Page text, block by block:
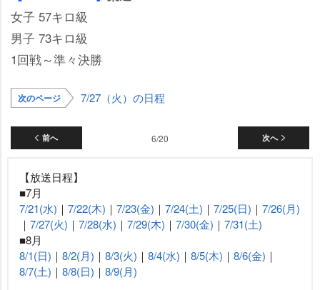
女子 57キロ級
男子 73キロ級
1回戦～準々決勝
次のページ 7/27（火）の日程
前へ 次へ
6/20
【放送日程】
■7月
7/21(水) ｜ 7/22(木) ｜ 7/23(金) ｜ 7/24(土) ｜ 7/25(日) ｜ 7/26(月)
｜ 7/27(火) ｜ 7/28(水) ｜ 7/29(木) ｜ 7/30(金) ｜ 7/31(土)
■8月
8/1(日) ｜ 8/2(月) ｜ 8/3(火) ｜ 8/4(水) ｜ 8/5(木) ｜ 8/6(金) ｜
8/7(土) ｜ 8/8(日) ｜ 8/9(月)